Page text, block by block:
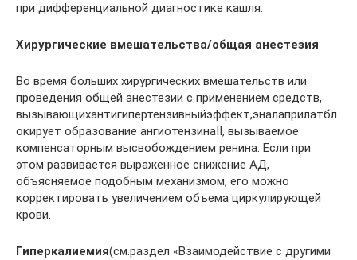
при дифференциальной диагностике кашля.
Хирургические вмешательства/общая анестезия
Во время больших хирургических вмешательств или
проведения общей анестезии с применением средств,
вызывающихантигипертензивныйэффект,эналаприлатбл
окирует образование ангиотензинаII, вызываемое
компенсаторным высвобождением ренина. Если при
этом развивается выраженное снижение АД,
объясняемое подобным механизмом, его можно
корректировать увеличением объема циркулирующей
крови.
Гиперкалиемия(см.раздел «Взаимодействие с другими